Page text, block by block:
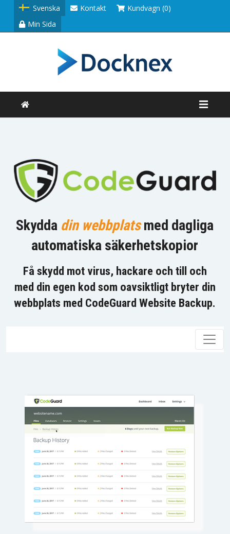
Svenska Kontakt
Kundvagn (0)
Min Sida
Skydda din webbplatsmed dagliga
automatiska säkerhetskopior
Få skydd mot virus, hackare och till och
med din egen kod som oavsiktligt bryter din
webbplats med CodeGuard Website Backup.